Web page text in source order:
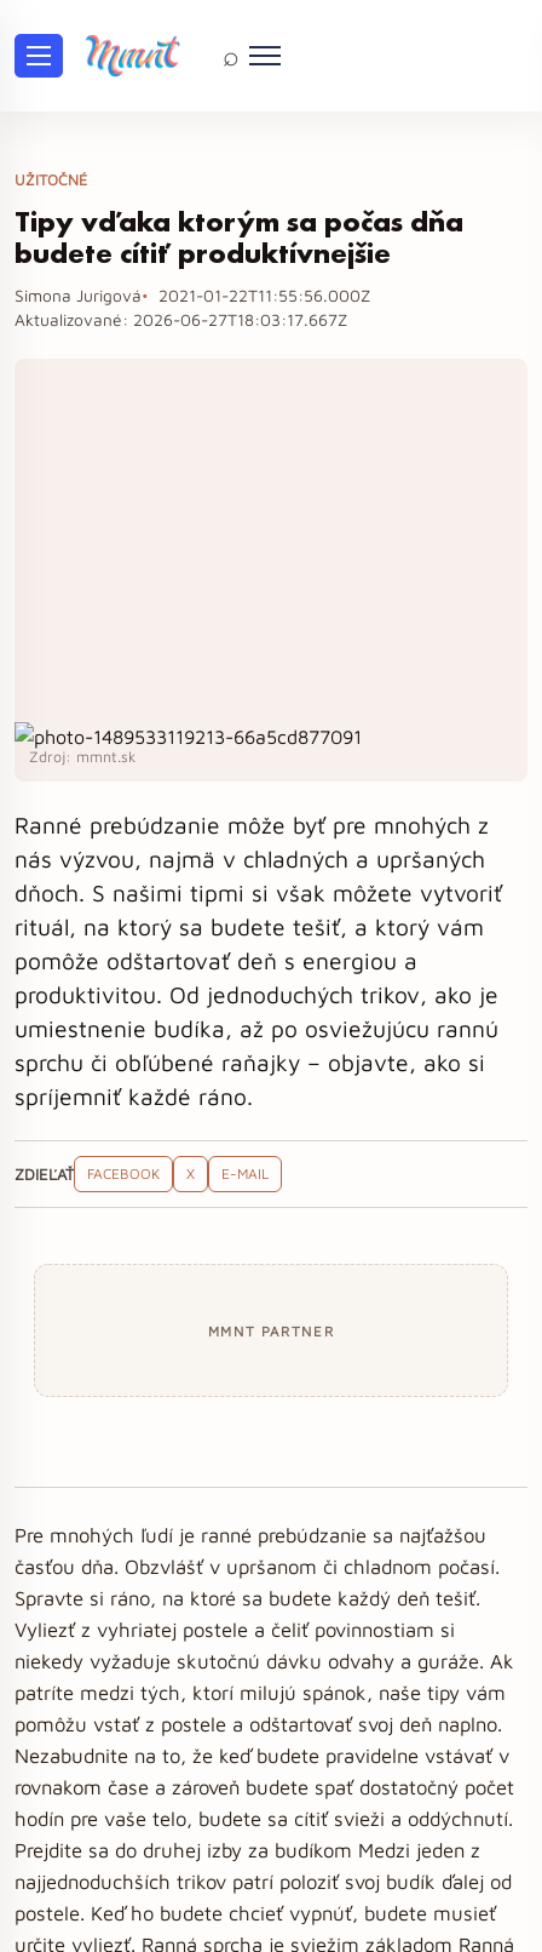
⌕
UŽITOČNÉ
Tipy vďaka ktorým sa počas dňa
budete cítiť produktívnejšie
Simona Jurigová
2021-01-22T11:55:56.000Z
Aktualizované: 2026-06-27T18:03:17.667Z
Zdroj: mmnt.sk
Ranné prebúdzanie môže byť pre mnohých z
nás výzvou, najmä v chladných a upršaných
dňoch. S našimi tipmi si však môžete vytvoriť
rituál, na ktorý sa budete tešiť, a ktorý vám
pomôže odštartovať deň s energiou a
produktivitou. Od jednoduchých trikov, ako je
umiestnenie budíka, až po osviežujúcu rannú
sprchu či obľúbené raňajky – objavte, ako si
spríjemniť každé ráno.
ZDIEĽAŤ FACEBOOK X E-MAIL
MMNT PARTNER
Pre mnohých ľudí je ranné prebúdzanie sa najťažšou
časťou dňa. Obzvlášť v upršanom či chladnom počasí.
Spravte si ráno, na ktoré sa budete každý deň tešiť.
Vyliezť z vyhriatej postele a čeliť povinnostiam si
niekedy vyžaduje skutočnú dávku odvahy a guráže. Ak
patríte medzi tých, ktorí milujú spánok, naše tipy vám
pomôžu vstať z postele a odštartovať svoj deň naplno.
Nezabudnite na to, že keď budete pravidelne vstávať v
rovnakom čase a zároveň budete spať dostatočný počet
hodín pre vaše telo, budete sa cítiť svieži a oddýchnutí.
Prejdite sa do druhej izby za budíkom Medzi jeden z
najjednoduchších trikov patrí poloziť svoj budík ďalej od
postele. Keď ho budete chcieť vypnúť, budete musieť
určite vyliezť. Ranná sprcha je sviežim základom Ranná